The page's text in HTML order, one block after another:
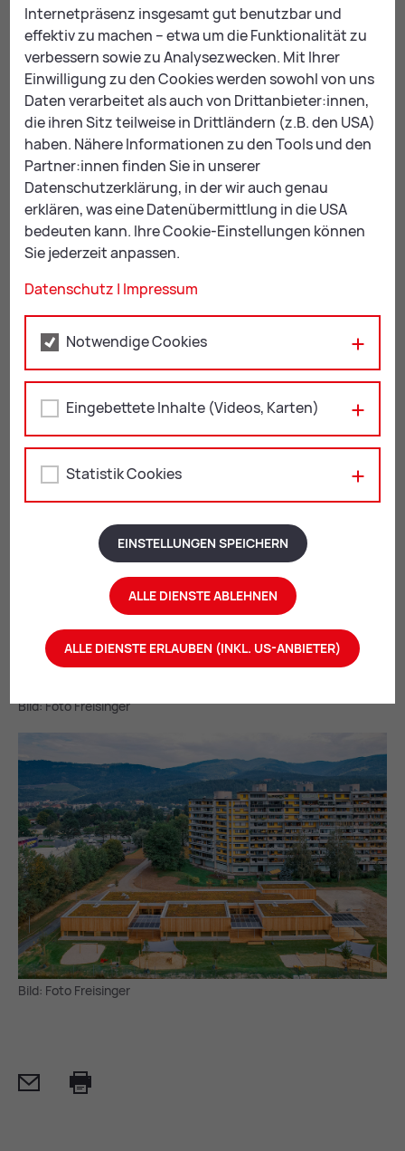
LH-Stv. Anton Lang (2.v.l.), Bürgermeister Kurt Wallner (3.v.l.),
Kinder des Kindergartens, Kindergartenleiterin Jessica Zeman,
sowie Vertreter der Stadtverwaltung, der bauausführenden
Firmen Granit und Holzbau Strobl, Architekt Jürgen Wirnsberger,
der Bauaufsicht und der externen Projektsteuerung legten
gemeinsam den Grundstein für Leobens nachhaltiges
Vorzeigeprojekt Kindergarten Mühltal II; Bild: Foto Freisinger
Bild: Foto Freisinger
Bild: Foto Freisinger
Bild: Foto Freisinger
Mail
Internetpräsenz insgesamt gut benutzbar und
effektiv zu machen – etwa um die Funktionalität zu
verbessern sowie zu Analysezwecken. Mit Ihrer
Einwilligung zu den Cookies werden sowohl von uns
Daten verarbeitet als auch von Drittanbieter:innen,
die ihren Sitz teilweise in Drittländern (z.B. den USA)
haben. Nähere Informationen zu den Tools und den
Partner:innen finden Sie in unserer
Datenschutzerklärung, in der wir auch genau
erklären, was eine Datenübermittlung in die USA
bedeuten kann. Ihre Cookie-Einstellungen können
Sie jederzeit anpassen.
Datenschutz | Impressum
Notwendige Cookies
Eingebettete Inhalte (Videos, Karten)
Statistik Cookies
EINSTELLUNGEN SPEICHERN
ALLE DIENSTE ABLEHNEN
ALLE DIENSTE ERLAUBEN (INKL. US-ANBIETER)